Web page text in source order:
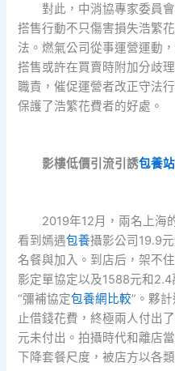
對此，中消協專家委員會
搭售行動不只傷害損失浩繁
法。燃氣公司從事運營運動
搭售或許在買賣時附加分歧
職責，催促運營者改正守法
保護了浩繁花費者的好處。
影樓低價引流引誘包養
2019年12月，兩名上海
看到嫣遇包養攝影公司19.9
名餐與加入。到店后，架不
影定單協定以及1588元和
“彌補協定包養網比較”。夥
止借錢花費，終極兩人付出
元未付出。拍攝時代和離店
下降套餐尺度，被店方以各